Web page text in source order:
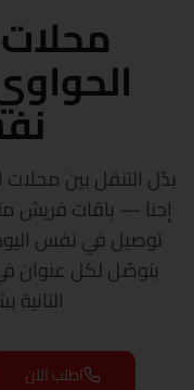
بدّل التنقل بين
بنوصّل لكل عنوان
اطلب الآن